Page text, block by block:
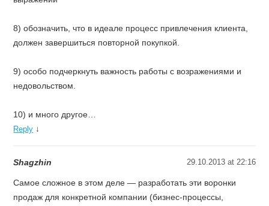
8) обозначить, что в идеале процесс привлечения клиента,
должен завершиться повторной покупкой.
9) особо подчеркнуть важность работы с возражениями и
недовольством.
10) и много другое…
Reply ↓
Shagzhin 29.10.2013 at 22:16
Самое сложное в этом деле — разработать эти воронки
продаж для конкретной компании (бизнес-процессы,